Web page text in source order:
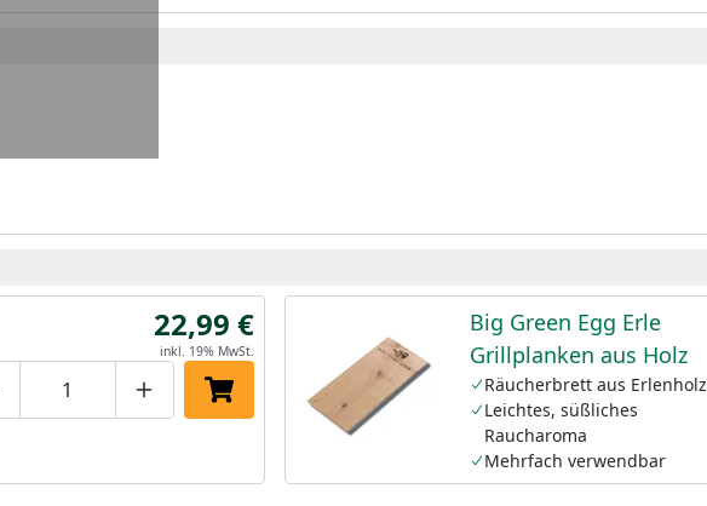
Produktmenge um eins verringern
Produktmenge manuell eingeben
Produktmenge um eins erhöhen
In den Einkaufswagen legen
22,99 €
inkl. 19% MwSt.
Big Green Egg Erle
Grillplanken aus Holz
Räucherbrett aus Erlenholz
Leichtes, süßliches
Raucharoma
Mehrfach verwendbar